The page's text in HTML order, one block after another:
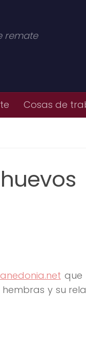
remate
Cosas de
anedonia.net que
y su